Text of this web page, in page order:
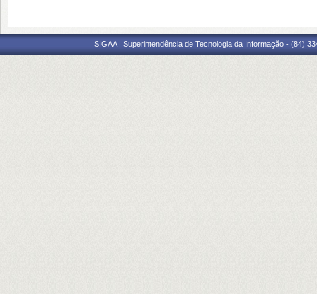
SIGAA | Superintendência de Tecnologia da Informação - (84)